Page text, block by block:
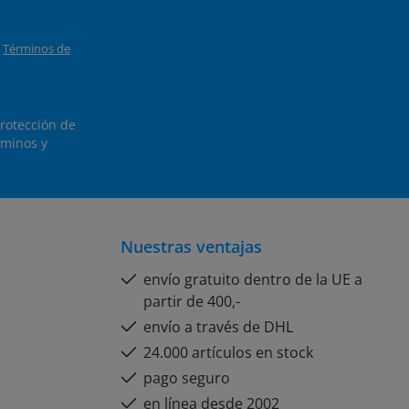
Términos de
de
y
Nuestras ventajas
envío gratuito dentro de la UE a
partir de 400,-
envío a través de DHL
24.000 artículos en stock
pago seguro
en línea desde 2002